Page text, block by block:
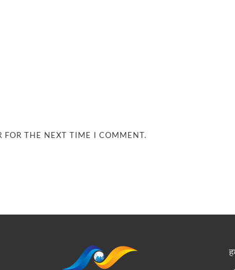
FOR THE NEXT TIME I COMMENT.